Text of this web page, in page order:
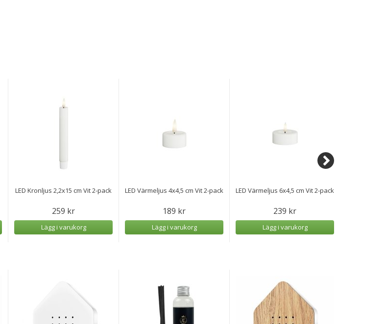
LED Kronljus 2,2x15 cm Vit 2-pack
259 kr
Lägg i varukorg
LED Värmeljus 4x4,5 cm Vit 2-pack
189 kr
Lägg i varukorg
LED Värmeljus 6x4,5 cm Vit 2-pack
239 kr
Lägg i varukorg